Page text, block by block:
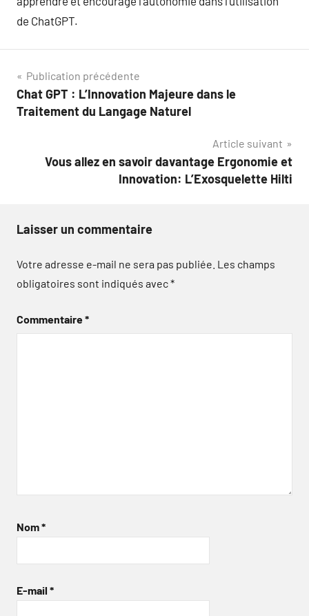
de ChatGPT.
Navigation
de
Publication précédente
Chat GPT : L’Innovation Majeure dans le
Traitement du Langage Naturel
Article suivant
Vous allez en savoir davantage Ergonomie et
Innovation: L’Exosquelette Hilti
Laisser un commentaire
Votre adresse e-mail ne sera pas publiée. Les champs
obligatoires sont indiqués avec*
Commentaire*
Nom*
E-mail *